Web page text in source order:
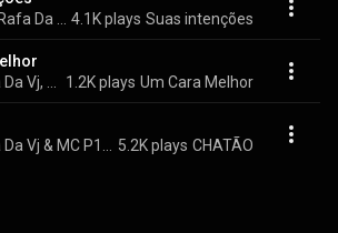
4.1K plays Suas intenções
1.2K plays Um Cara Melhor
5.2K plays CHATÃO